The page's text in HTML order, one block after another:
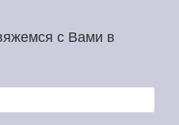
с Вами в